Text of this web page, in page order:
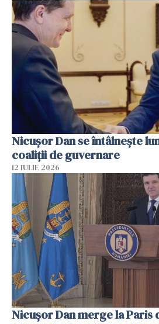
Nicuşor Dan se întâlnește
coaliţii de guvernare
12 IULIE 2026
Nicuşor Dan merge la Paris